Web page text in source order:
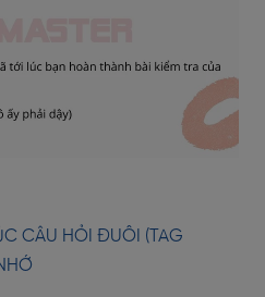
CÂU HỎI ĐUÔI (TAG